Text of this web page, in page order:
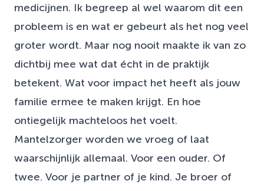
medicijnen. Ik begreep al wel waarom dit een
probleem is en wat er gebeurt als het nog veel
groter wordt. Maar nog nooit maakte ik van zo
dichtbij mee wat dat écht in de praktijk
betekent. Wat voor impact het heeft als jouw
familie ermee te maken krijgt. En hoe
ontiegelijk machteloos het voelt.
Mantelzorger worden we vroeg of laat
waarschijnlijk allemaal. Voor een ouder. Of
twee. Voor je partner of je kind. Je broer of